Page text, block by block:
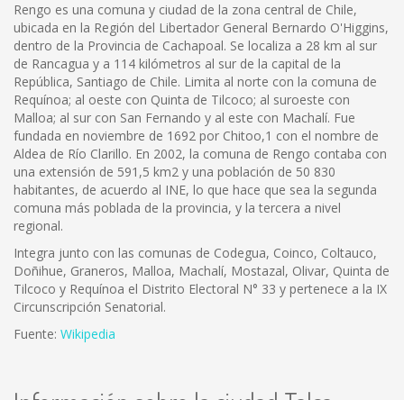
Rengo es una comuna y ciudad de la zona central de Chile,
ubicada en la Región del Libertador General Bernardo O'Higgins,
dentro de la Provincia de Cachapoal. Se localiza a 28 km al sur
de Rancagua y a 114 kilómetros al sur de la capital de la
República, Santiago de Chile. Limita al norte con la comuna de
Requínoa; al oeste con Quinta de Tilcoco; al suroeste con
Malloa; al sur con San Fernando y al este con Machalí. Fue
fundada en noviembre de 1692 por Chitoo,1 con el nombre de
Aldea de Río Clarillo. En 2002, la comuna de Rengo contaba con
una extensión de 591,5 km2 y una población de 50 830
habitantes, de acuerdo al INE, lo que hace que sea la segunda
comuna más poblada de la provincia, y la tercera a nivel
regional.
Integra junto con las comunas de Codegua, Coinco, Coltauco,
Doñihue, Graneros, Malloa, Machalí, Mostazal, Olivar, Quinta de
Tilcoco y Requínoa el Distrito Electoral N° 33 y pertenece a la IX
Circunscripción Senatorial.
Fuente: Wikipedia